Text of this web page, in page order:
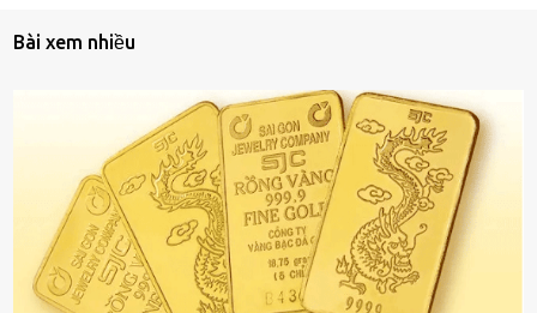
Bài xem nhiều